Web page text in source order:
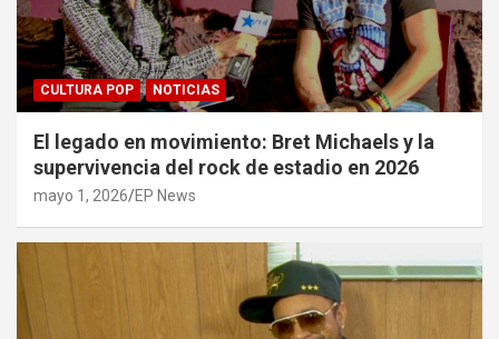
CULTURA POP NOTICIAS
El legado en movimiento: Bret Michaels y la
supervivencia del rock de estadio en 2026
mayo 1, 2026 EP News